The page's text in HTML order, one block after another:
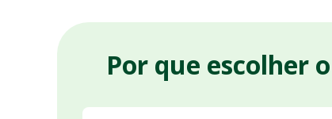
Por que escolher